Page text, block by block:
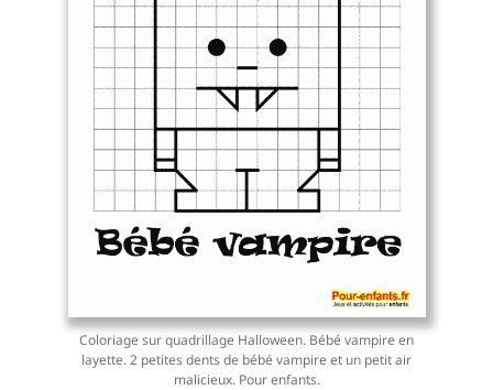
Coloriage sur quadrillage Halloween. Bébé vampire en
layette. 2 petites dents de bébé vampire et un petit air
malicieux. Pour enfants.